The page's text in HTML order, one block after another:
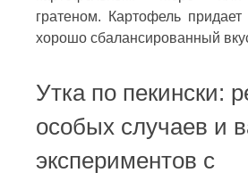
гратеном. Картофель
хорошо сбалансированный
Утка по пекински:
особых случаев и
экспериментов с